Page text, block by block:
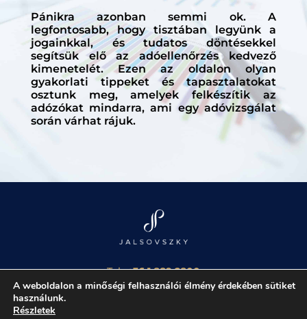
Pánikra azonban semmi ok. A
legfontosabb, hogy tisztában legyünk a
jogainkkal, és tudatos döntésekkel
segítsük elő az adóellenőrzés kedvező
kimenetelét. Ezen az oldalon olyan
gyakorlati tippeket és tapasztalatokat
osztunk meg, amelyek felkészítik az
adózókat mindarra, ami egy adóvizsgálat
során várhat rájuk.
Tel.:+36 1 889 2800
E-mail:info@kopogtatanav.hu
jognyilatkozat
A weboldalon a minőségi felhasználói élmény érdekében sütiket
használunk.
Részletek